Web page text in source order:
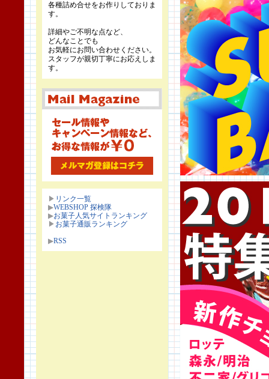
各種詰め合せをお作りしておりま
す。
詳細やご不明な点など、
どんなことでも
お気軽にお問い合わせください。
スタッフが親切丁寧にお応えしま
す。
▶ リンク一覧
▶WEBSHOP 探検隊
▶お菓子人気サイトランキング
▶ お菓子通販ランキング
▶RSS